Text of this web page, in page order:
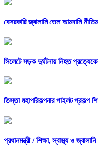
বেসরকারি জ্বালানি তেল আমদানি
সিলেটে সড়ক দুর্ঘটনায় নিহত
তিস্তা মহাপরিকল্পনার পাইলট প্রকল্প
প্রধানমন্ত্রী /শিক্ষা, স্বাস্থ্য ও